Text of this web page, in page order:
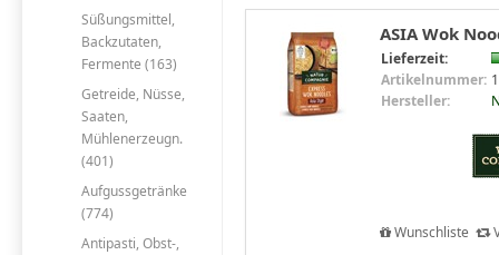
Süßungsmittel,
Backzutaten,
Fermente (163)
Getreide, Nüsse,
Saaten,
Mühlenerzeugn.
(401)
Aufgussgetränke
(774)
Antipasti, Obst-,
ASIA Wok
Lieferzeit:
Artikelnummer:
Hersteller:
Wunschliste